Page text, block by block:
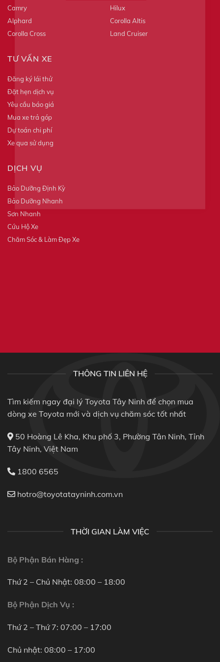
Camry
Hilux
Alphard
Corolla Altis
Corolla Cross
Land Cruiser
TƯ VẤN XE
Đăng ký lái thử
Đặt hẹn dịch vụ
Yêu cầu báo giá
Mua xe trả góp
Dự toán chi phí
Xe qua sử dụng
DỊCH VỤ
Bảo Dưỡng Định Kỳ
Bảo Dưỡng Nhanh
Sơn Nhanh
Cứu Hộ Xe
Chăm Sóc & Làm Đẹp Xe
THÔNG TIN LIÊN HỆ
Tìm kiếm ngay đại lý Toyota Tây Ninh để chọn mua
dòng xe Toyota mới và dịch vụ chăm sóc tốt nhất
50 Hoàng Lê Kha, Khu phố 3, Phường Tân Ninh, Tỉnh
Tây Ninh, Việt Nam
1800 6565
hotro@toyotatayninh.com.vn
THỜI GIAN LÀM VIỆC
Bộ Phận Bán Hàng :
Thứ 2 – Chủ Nhật: 08:00 – 18:00
Bộ Phận Dịch Vụ :
Thứ 2 – Thứ 7: 07:00 – 17:00
Chủ nhật: 08:00 – 17:00